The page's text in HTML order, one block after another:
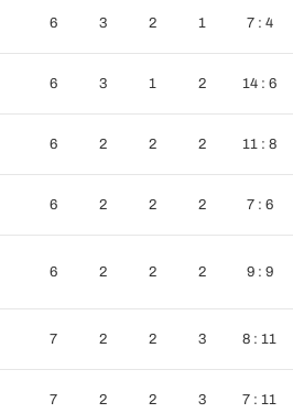
6 3 2 1 7 : 4
6 3 1 2 14 : 6
6 2 2 2 11 : 8
6 2 2 2 7 : 6
6 2 2 2 9 : 9
7 2 2 3 8 : 11
7 2 2 3 7 : 11